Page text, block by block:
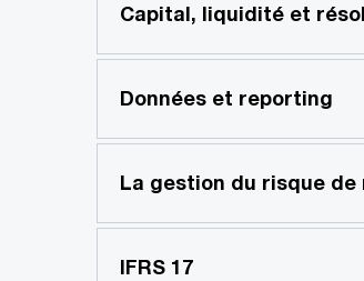
Capital, liquidité et
Données et reporting
La gestion du risque de
IFRS 17